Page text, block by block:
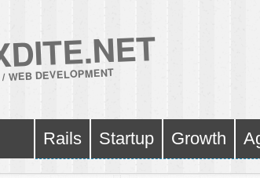
WEB DEVELOPMENT
Rails Startup Growth